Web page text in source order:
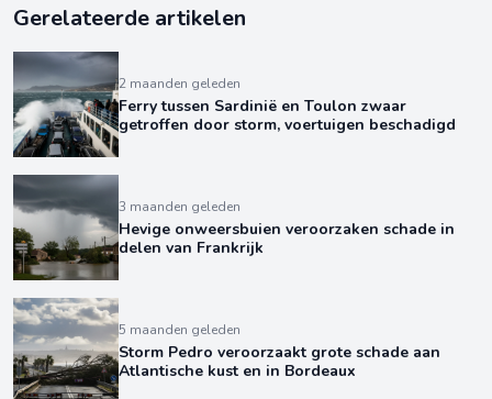
Gerelateerde artikelen
2 maanden geleden
Ferry tussen Sardinië en Toulon zwaar
getroffen door storm, voertuigen beschadigd
3 maanden geleden
Hevige onweersbuien veroorzaken schade in
delen van Frankrijk
5 maanden geleden
Storm Pedro veroorzaakt grote schade aan
Atlantische kust en in Bordeaux